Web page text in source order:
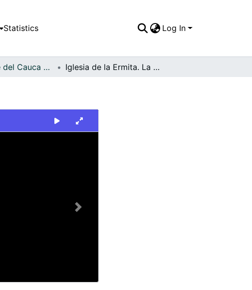
Statistics Log In
FFDO - Valle del Cauca - Patrimonial Iglesia de la Ermita. La Unión
Next